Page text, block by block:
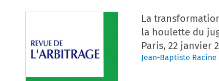
La
la houlette du
Paris, 22 janvier
Jean-Baptiste Racine